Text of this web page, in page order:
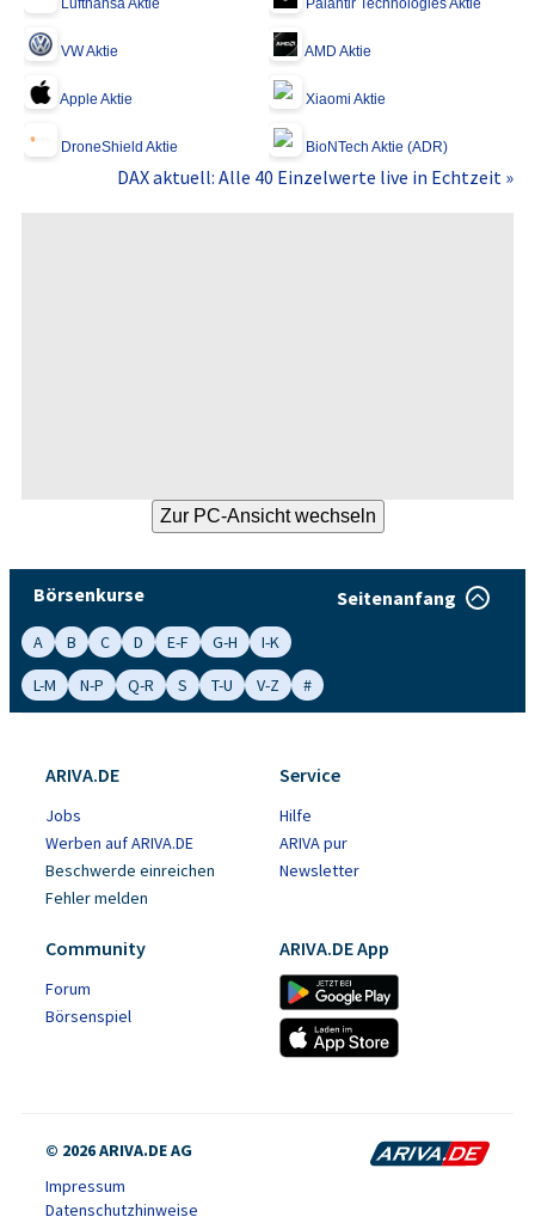
VW Aktie AMD Aktie
Apple Aktie Xiaomi Aktie
DroneShield Aktie BioNTech Aktie (ADR)
DAX aktuell: Alle 40 Einzelwerte live in Echtzeit »
Börsenkurse Seitenanfang
A B C D E-F G-H
I-K
L-M
N-P Q-R S T-U V-Z #
ARIVA.DE
Jobs
Werben auf ARIVA.DE
Beschwerde einreichen
Fehler melden
Service
Hilfe
ARIVA pur
Newsletter
Community
Forum
Börsenspiel
ARIVA.DE App
© 2026 ARIVA.DE AG
Impressum
Datenschutzhinweise